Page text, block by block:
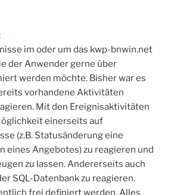
im oder um das kwp-bnwin.net
der Anwender gerne über
werden möchte. Bisher war es
vorhandene Aktivitäten
Mit den Ereignisaktivitäten
einerseits auf
(z.B. Statusänderung eine
eines Angebotes) zu reagieren und
zu lassen. Andererseits auch
SQL-Datenbank zu reagieren.
frei definiert werden. Alles